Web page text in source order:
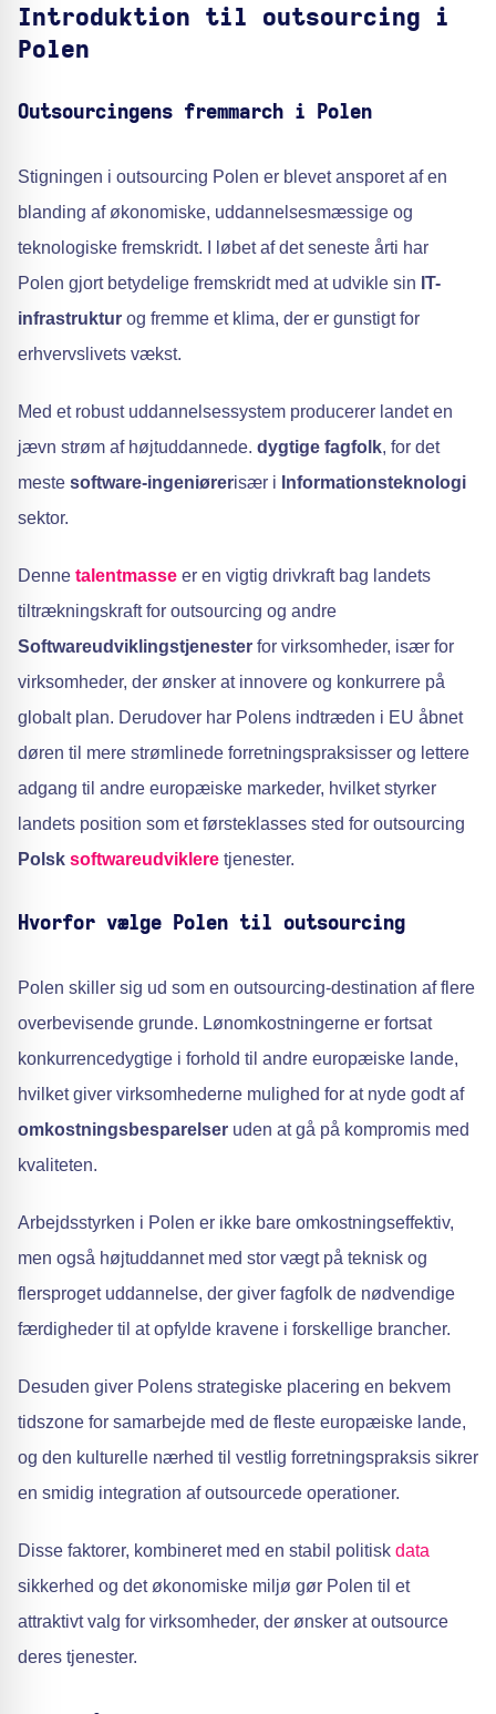
Introduktion til outsourcing i
Polen
Outsourcingens fremmarch i Polen
Stigningen i outsourcing Polen er blevet ansporet af en
blanding af økonomiske, uddannelsesmæssige og
teknologiske fremskridt. I løbet af det seneste årti har
Polen gjort betydelige fremskridt med at udvikle sin IT-
infrastruktur og fremme et klima, der er gunstigt for
erhvervslivets vækst.
Med et robust uddannelsessystem producerer landet en
jævn strøm af højtuddannede. dygtige fagfolk, for det
meste software-ingeniørerisær i Informationsteknologi
sektor.
Denne talentmasse er en vigtig drivkraft bag landets
tiltrækningskraft for outsourcing og andre
Softwareudviklingstjenester for virksomheder, især for
virksomheder, der ønsker at innovere og konkurrere på
globalt plan. Derudover har Polens indtræden i EU åbnet
døren til mere strømlinede forretningspraksisser og lettere
adgang til andre europæiske markeder, hvilket styrker
landets position som et førsteklasses sted for outsourcing
Polsk softwareudviklere tjenester.
Hvorfor vælge Polen til outsourcing
Polen skiller sig ud som en outsourcing-destination af flere
overbevisende grunde. Lønomkostningerne er fortsat
konkurrencedygtige i forhold til andre europæiske lande,
hvilket giver virksomhederne mulighed for at nyde godt af
omkostningsbesparelser uden at gå på kompromis med
kvaliteten.
Arbejdsstyrken i Polen er ikke bare omkostningseffektiv,
men også højtuddannet med stor vægt på teknisk og
flersproget uddannelse, der giver fagfolk de nødvendige
færdigheder til at opfylde kravene i forskellige brancher.
Desuden giver Polens strategiske placering en bekvem
tidszone for samarbejde med de fleste europæiske lande,
og den kulturelle nærhed til vestlig forretningspraksis sikrer
en smidig integration af outsourcede operationer.
Disse faktorer, kombineret med en stabil politisk data
sikkerhed og det økonomiske miljø gør Polen til et
attraktivt valg for virksomheder, der ønsker at outsource
deres tjenester.